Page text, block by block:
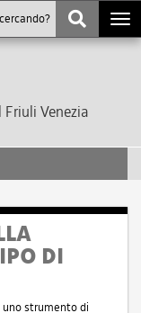
Venezia
DI
strumento di